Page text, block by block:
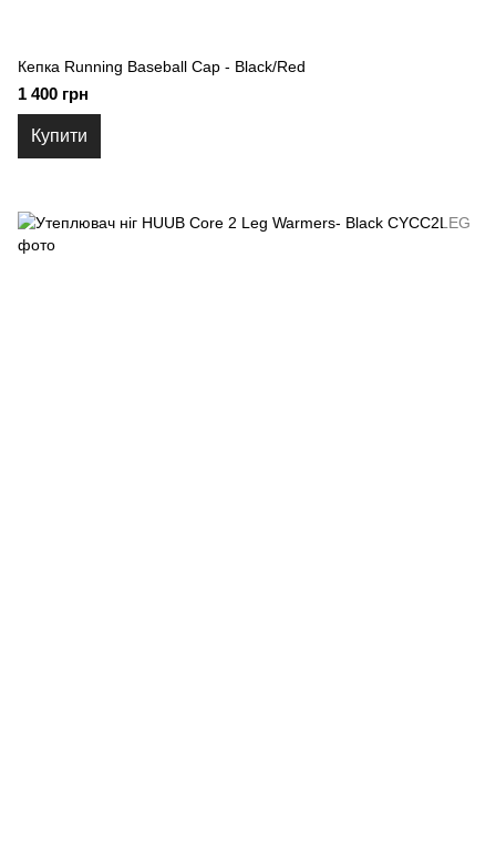
Кепка Running Baseball Cap - Black/Red
1 400 грн
Купити